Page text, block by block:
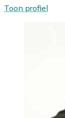
Toon profiel